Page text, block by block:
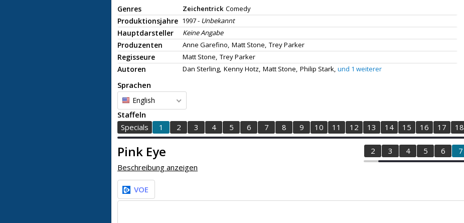
Genres Zeichentrick Comedy
Produktionsjahre 1997 - Unbekannt
Hauptdarsteller Keine Angabe
Produzenten Anne Garefino, Matt Stone, Trey Parker
Regisseure Matt Stone, Trey Parker
Autoren Dan Sterling, Kenny Hotz, Matt Stone, Philip Stark, und 1 weiterer
Sprachen
English
Staffeln
Specials
1 2 3 4 5 6 7 8 9 10 11 12 13 14 15 16 17 18
Pink Eye 2 3 4 5 6 7
Beschreibung anzeigen
VOE